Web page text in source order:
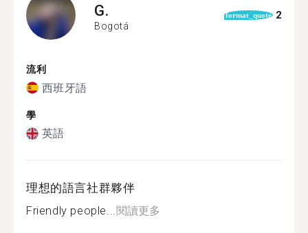
G.
Bogotá
format_quote 2
流利
西班牙語
學
英語
理想的語言社群夥伴
Friendly people...閱讀更多